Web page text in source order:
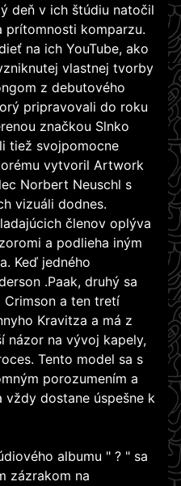
deň v ich štúdiu natočil
prítomnosti komparzu.
na ich YouTube, ako
vlastnej tvorby
z debutového
pripravovali do roku
značkou Slnko
tiež svojpomocne
vytvoril Artwork
Norbert Neuschl s
vizuáli dodnes.
členov oplýva
a podlieha iným
Keď jedného
.Paak, druhý sa
a ten tretí
Kravitza a má z
názor na vývoj kapely,
Tento model sa s
porozumením a
dostane úspešne k
albumu " ? " sa
zázrakom na